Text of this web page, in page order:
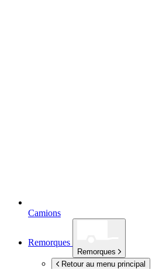
Camions
Remorques
Remorques
Retour au menu principal